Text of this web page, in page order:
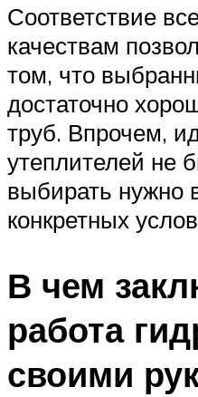
Соответствие
качествам
том, что
достаточно
труб. Впрочем,
утеплителей не
выбирать нужно
конкретных
В чем
работа
своими